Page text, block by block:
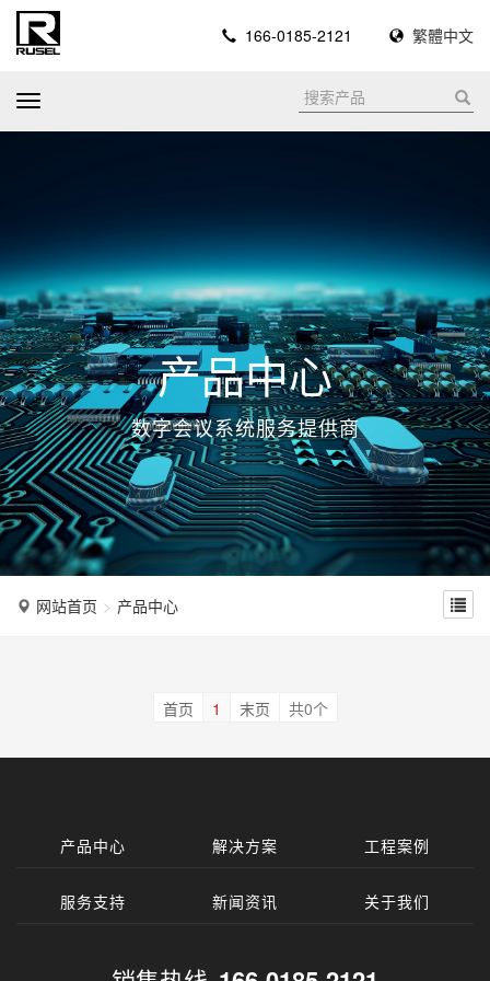
166-0185-2121 繁體中文
T
o
n
a
v
i
g
a
t
i
o
n
产品中心
数字会议系统服务提供商
网站首页 产品中心
首页 1 末页 共0个
产品中心 解决方案 工程案例
服务支持 新闻资讯 关于我们